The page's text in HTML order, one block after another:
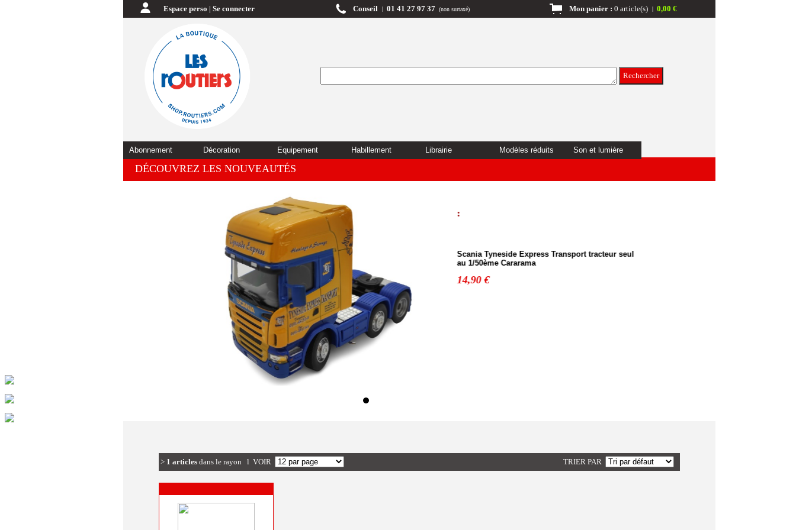
Espace perso | Se connecter Conseil | 01 41 27 97 37 (non surtaxé) Mon panier : 0 article(s) | 0,00 €
Abonnement Décoration Equipement Habillement Librairie Modèles réduits Son et lumière
DÉCOUVREZ LES NOUVEAUTÉS
Scania Tyneside Express Transport tracteur seul
au 1/50ème Cararama
> 1 articles dans le rayon l VOIR TRIER PAR